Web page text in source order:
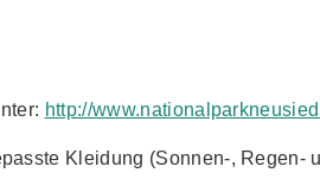
http://
Kleidung (Sonnen-, Regen-